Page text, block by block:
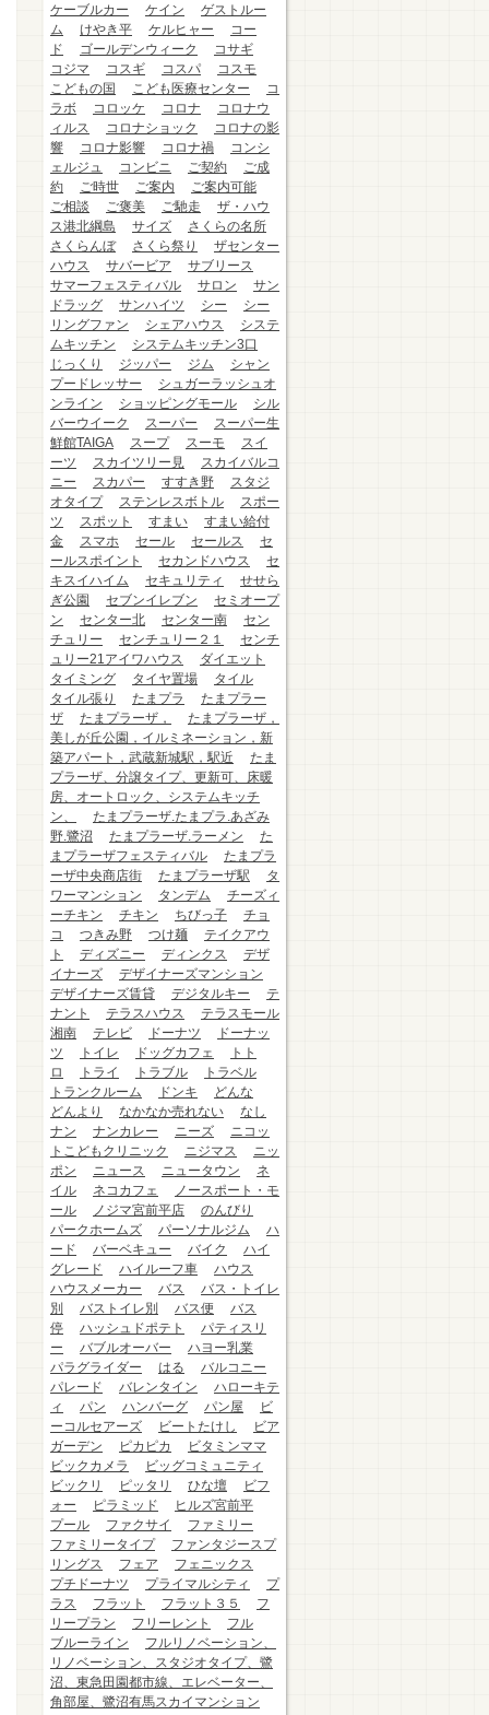
ケーブルカー
ケイン
ゲストルー
ム
けやき平 ケルヒャー
コー
ド
ゴールデンウィーク
コサギ
コジマ
コスギ コスパ
コスモ
こどもの国
こども医療センター
コ
ラボ
コロッケ コロナ
コロナウ
ィルス
コロナショック
コロナの影
響
コロナ影響 コロナ禍
コンシ
ェルジュ
コンビニ ご契約
ご成
約
ご時世 ご案内
ご案内可能
ご相談
ご褒美 ご馳走
ザ・ハウ
ス港北綱島
サイズ
さくらの名所
さくらんぼ
さくら祭り
ザセンター
ハウス
サバービア
サブリース
サマーフェスティバル
サロン
サン
ドラッグ
サンハイツ シー
シー
リングファン
シェアハウス
システ
ムキッチン
システムキッチン3口
じっくり
ジッパー ジム
シャン
プードレッサー
シュガーラッシュオ
ンライン
ショッピングモール
シル
バーウイーク
スーパー
スーパー生
鮮館TAIGA
スープ スーモ
スイ
ーツ
スカイツリー見
スカイバルコ
ニー
スカパー すすき野
スタジ
オタイプ
ステンレスボトル
スポー
ツ
スポット すまい
すまい給付
金
スマホ セール セールス
セ
ールスポイント
セカンドハウス
セ
キスイハイム
セキュリティ
せせら
ぎ公園
セブンイレブン
セミオープ
ン
センター北 センター南
セン
チュリー
センチュリー２１
センチ
ュリー21アイワハウス
ダイエット
タイミング
タイヤ置場
タイル
タイル張り
たまプラ
たまプラー
ザ
たまプラーザ，
たまプラーザ，
美しが丘公園，イルミネーション，新
築アパート，武蔵新城駅，駅近
たま
プラーザ、分譲タイプ、更新可、床暖
房、オートロック、システムキッチ
ン、
たまプラーザ.たまプラ.あざみ
野.鷺沼
たまプラーザ.ラーメン
た
まプラーザフェスティバル
たまプラ
ーザ中央商店街
たまプラーザ駅
タ
ワーマンション
タンデム
チーズィ
ーチキン
チキン ちびっ子
チョ
コ
つきみ野 つけ麺
テイクアウ
ト
ディズニー ディンクス
デザ
イナーズ
デザイナーズマンション
デザイナーズ賃貸
デジタルキー
テ
ナント
テラスハウス
テラスモール
湘南
テレビ ドーナツ
ドーナッ
ツ
トイレ ドッグカフェ
トト
ロ
トライ トラブル
トラベル
トランクルーム
ドンキ
どんな
どんより
なかなか売れない
なし
ナン
ナンカレー ニーズ
ニコッ
トこどもクリニック
ニジマス
ニッ
ポン
ニュース ニュータウン
ネ
イル
ネコカフェ
ノースポート・モ
ール
ノジマ宮前平店
のんびり
パークホームズ
パーソナルジム
ハ
ード
バーベキュー バイク
ハイ
グレード
ハイルーフ車
ハウス
ハウスメーカー
バス
バス・トイレ
別
バストイレ別 バス便
バス
停
ハッシュドポテト
パティスリ
ー
バブルオーバー
ハヨー乳業
パラグライダー
はる
バルコニー
パレード
バレンタイン
ハローキテ
ィ
パン ハンバーグ パン屋
ビ
ーコルセアーズ
ビートたけし
ビア
ガーデン
ピカピカ
ビタミンママ
ビックカメラ
ビッグコミュニティ
ビックリ
ピッタリ ひな壇
ビフ
ォー
ピラミッド
ヒルズ宮前平
プール
ファクサイ
ファミリー
ファミリータイプ
ファンタジースプ
リングス
フェア
フェニックス
プチドーナツ
プライマルシティ
プ
ラス
フラット フラット３５
フ
リープラン
フリーレント
フル
ブルーライン
フルリノベーション、
リノベーション、スタジオタイプ、鷺
沼、東急田園都市線、エレベーター、
角部屋、鷺沼有馬スカイマンション